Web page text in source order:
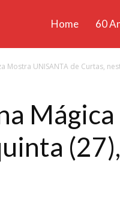
Home 60
Mostra UNISANTA de Curtas,